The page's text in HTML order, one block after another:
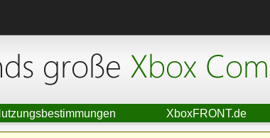
XboxFRONT.de